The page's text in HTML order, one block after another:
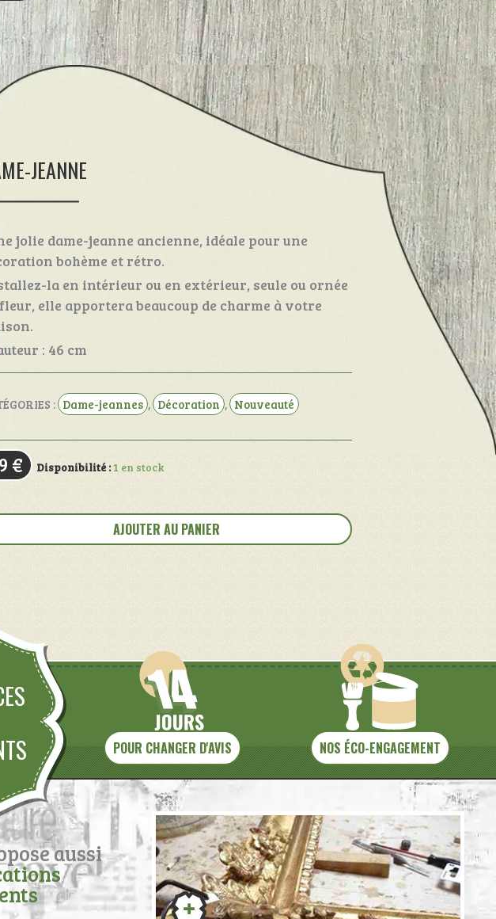
jolie dame-jeanne ancienne, idéale pour une
bohème et rétro.
la en intérieur ou en extérieur, seule ou ornée
elle apportera beaucoup de charme à votre
: 46 cm
JEANNE
: Dame-jeannes , Décoration , Nouveauté
€ Disponibilité :1 en stock
AJOUTER AU PANIER
POUR CHANGER D'AVIS NOS ÉCO-ENGAGEMENT
aussi